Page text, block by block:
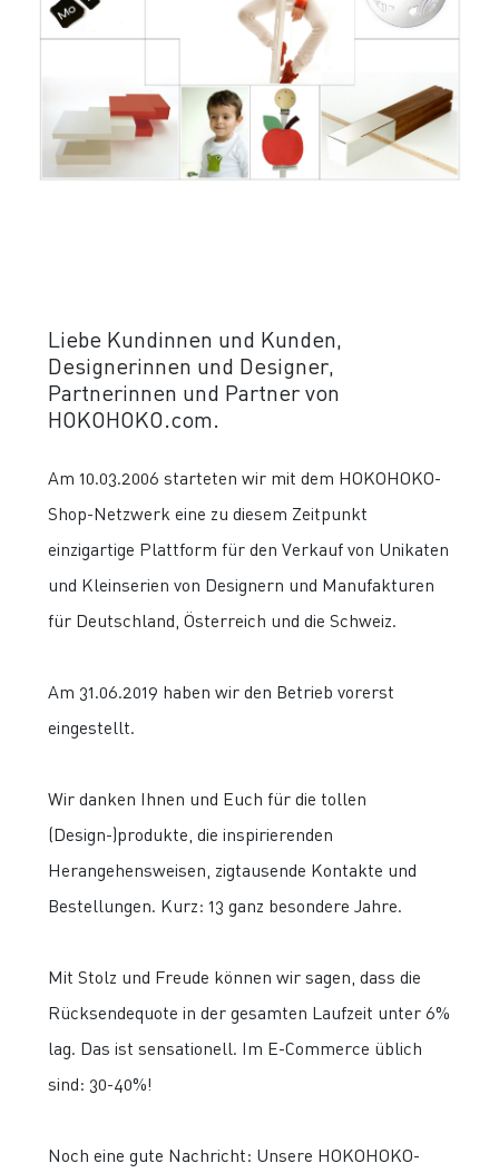
Liebe Kundinnen und Kunden,
Designerinnen und Designer,
Partnerinnen und Partner von
HOKOHOKO.com.
Am 10.03.2006 starteten wir mit dem HOKOHOKO-
Shop-Netzwerk eine zu diesem Zeitpunkt
einzigartige Plattform für den Verkauf von Unikaten
und Kleinserien von Designern und Manufakturen
für Deutschland, Österreich und die Schweiz.
Am 31.06.2019 haben wir den Betrieb vorerst
eingestellt.
Wir danken Ihnen und Euch für die tollen
(Design-)produkte, die inspirierenden
Herangehensweisen, zigtausende Kontakte und
Bestellungen. Kurz: 13 ganz besondere Jahre.
Mit Stolz und Freude können wir sagen, dass die
Rücksendequote in der gesamten Laufzeit unter 6%
lag. Das ist sensationell. Im E-Commerce üblich
sind: 30-40%!
Noch eine gute Nachricht: Unsere HOKOHOKO-